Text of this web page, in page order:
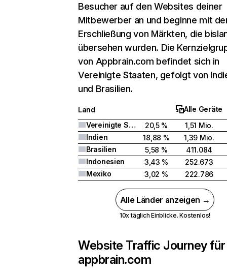
Besucher auf den Websites deiner
Mitbewerber an und beginne mit
Erschließung von Märkten, die
übersehen wurden. Die
von Appbrain.com befindet sich in
Vereinigte Staaten, gefolgt von
und Brasilien.
Land
Alle Geräte
Vereinigte Staaten
20,5 %
1,51 Mio.
Indien
18,88 %
1,39 Mio.
Brasilien
5,58 %
411.084
Indonesien
3,43 %
252.673
Mexiko
3,02 % 222.786
Alle Länder anzeigen →
10x täglich Einblicke. Kostenlos!
Website Traffic Journey für
appbrain.com